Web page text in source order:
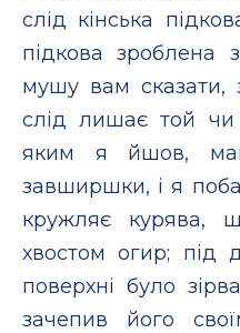
слід кінська
підкова зроблена
мушу вам сказати,
слід лишає той чи
яким я йшов, мав
завширшки, і я
кружляє курява,
хвостом огир;
поверхні було
зачепив його